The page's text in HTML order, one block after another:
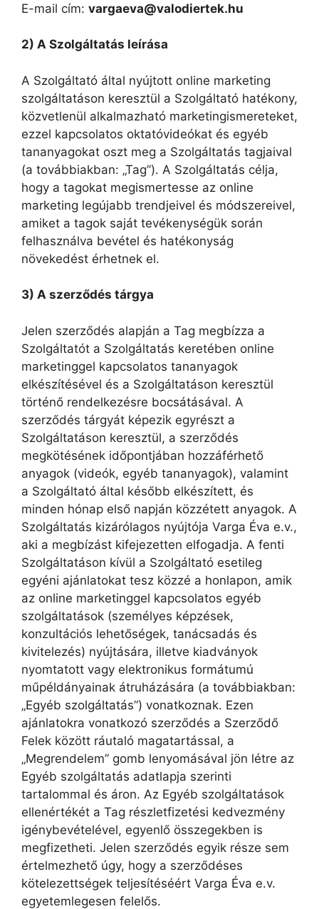
E-mail cím: vargaeva@valodiertek.hu
2) A Szolgáltatás leírása
A Szolgáltató által nyújtott online marketing
szolgáltatáson keresztül a Szolgáltató hatékony,
közvetlenül alkalmazható marketingismereteket,
ezzel kapcsolatos oktatóvideókat és egyéb
tananyagokat oszt meg a Szolgáltatás tagjaival
(a továbbiakban: „Tag”). A Szolgáltatás célja,
hogy a tagokat megismertesse az online
marketing legújabb trendjeivel és módszereivel,
amiket a tagok saját tevékenységük során
felhasználva bevétel és hatékonyság
növekedést érhetnek el.
3) A szerződés tárgya
Jelen szerződés alapján a Tag megbízza a
Szolgáltatót a Szolgáltatás keretében online
marketinggel kapcsolatos tananyagok
elkészítésével és a Szolgáltatáson keresztül
történő rendelkezésre bocsátásával. A
szerződés tárgyát képezik egyrészt a
Szolgáltatáson keresztül, a szerződés
megkötésének időpontjában hozzáférhető
anyagok (videók, egyéb tananyagok), valamint
a Szolgáltató által később elkészített, és
minden hónap első napján közzétett anyagok. A
Szolgáltatás kizárólagos nyújtója Varga Éva e.v.,
aki a megbízást kifejezetten elfogadja. A fenti
Szolgáltatáson kívül a Szolgáltató esetileg
egyéni ajánlatokat tesz közzé a honlapon, amik
az online marketinggel kapcsolatos egyéb
szolgáltatások (személyes képzések,
konzultációs lehetőségek, tanácsadás és
kivitelezés) nyújtására, illetve kiadványok
nyomtatott vagy elektronikus formátumú
műpéldányainak átruházására (a továbbiakban:
„Egyéb szolgáltatás”) vonatkoznak. Ezen
ajánlatokra vonatkozó szerződés a Szerződő
Felek között ráutaló magatartással, a
„Megrendelem” gomb lenyomásával jön létre az
Egyéb szolgáltatás adatlapja szerinti
tartalommal és áron. Az Egyéb szolgáltatások
ellenértékét a Tag részletfizetési kedvezmény
igénybevételével, egyenlő összegekben is
megfizetheti. Jelen szerződés egyik része sem
értelmezhető úgy, hogy a szerződéses
kötelezettségek teljesítéséért Varga Éva e.v.
egyetemlegesen felelős.